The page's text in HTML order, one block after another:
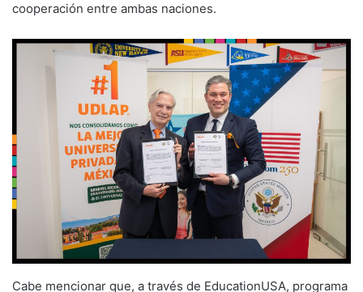
cooperación entre ambas naciones.
Cabe mencionar que, a través de EducationUSA, programa